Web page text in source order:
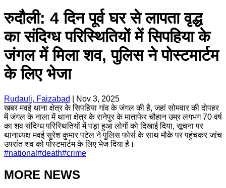
रुदौली: 4 दिन पूर्व घर से लापता वृद्ध
का संदिग्ध परिस्थितियों में सिपहिया के
जंगल में मिला शव, पुलिस ने पोस्टमार्टम
के लिए भेजा
Rudauli, Faizabad
Nov 3, 2025
खबर मवई थाना क्षेत्र के सिपहिया गांव के जंगल की है, जहां सोमवार की दोपहर
में जंगल के नाला में थाना क्षेत्र के रानेपुर के माताफेर चौहान उम्र लगभग 70 वर्ष
का शव संदिग्ध परिस्थितियों में पड़ा हुआ लोगों को दिखाई दिया, सूचना पर
थानाध्यक्ष मवई सुरेश कुमार पटेल ने पुलिस फोर्स के साथ मौके पर पहुंचकर जांच
उपरांत शव को पोस्टमार्टम के लिए भेज दिया है।
#national #death#crime
MORE NEWS